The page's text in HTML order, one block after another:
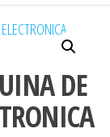
n
e
g
a
DE